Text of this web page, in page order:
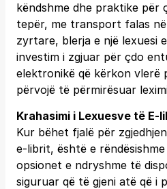
këndshme dhe praktike për
tepër, me transport falas
zyrtare, blerja e një lexuesi
investim i zgjuar për çdo
elektronikë që kërkon vlerë
përvojë të përmirësuar
Krahasimi i Lexuesve të E-
Kur bëhet fjalë për
e-librit, është e
opsionet e ndryshme të
siguruar që të gjeni atë që i